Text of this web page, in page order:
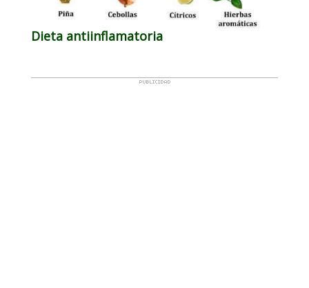
Dieta antiinflamatoria